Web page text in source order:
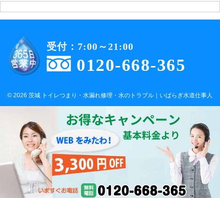
0120-668-365
受付：7:00～21:00
© 2026 茨城 トイレつまり・水漏れ修理・水のトラブル｜いばらぎ水道仕事人